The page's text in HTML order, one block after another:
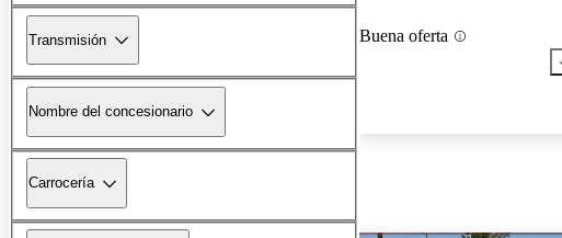
Transmisión
Nombre del concesionario
Carrocería
Buena oferta